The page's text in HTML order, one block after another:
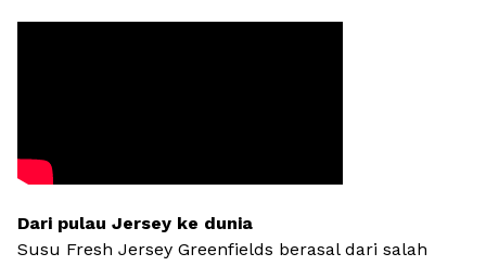
Dari pulau Jersey ke dunia
Susu Fresh Jersey Greenfields berasal dari salah